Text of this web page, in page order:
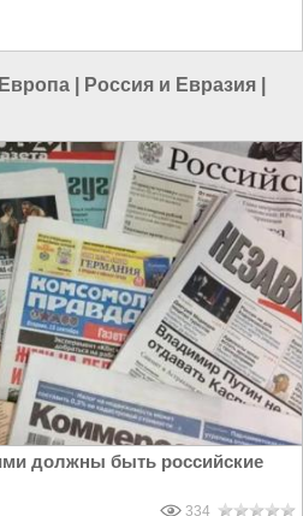
Россия и Евразия
должны быть российские
334